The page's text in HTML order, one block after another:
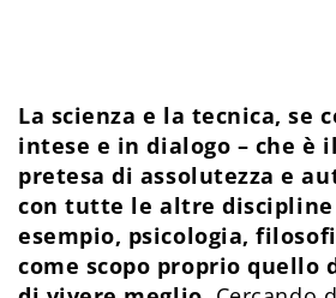
La scienza e la tecnica, se
intese e in dialogo – che è
pretesa di assolutezza e
con tutte le altre discipline
esempio, psicologia,
come scopo proprio quello